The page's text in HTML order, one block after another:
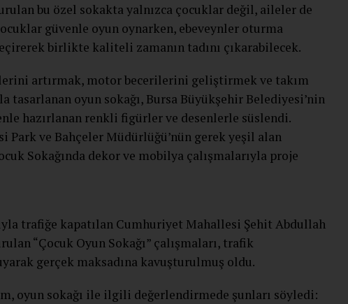
bu özel sokakta yalnızca çocuklar değil, aileler de
güvenle oyun oynarken, ebeveynler oturma
birlikte kaliteli zamanın tadını çıkarabilecek.
artırmak, motor becerilerini geliştirmek ve takım
tasarlanan oyun sokağı, Bursa Büyükşehir Belediyesi’nin
hazırlanan renkli figürler ve desenlerle süslendi.
Park ve Bahçeler Müdürlüğü’nün gerek yeşil alan
Sokağında dekor ve mobilya çalışmalarıyla proje
trafiğe kapatılan Cumhuriyet Mahallesi Şehit Abdullah
“Çocuk Oyun Sokağı” çalışmaları, trafik
gerçek maksadına kavuşturulmuş oldu.
oyun sokağı ile ilgili değerlendirmede şunları söyledi: